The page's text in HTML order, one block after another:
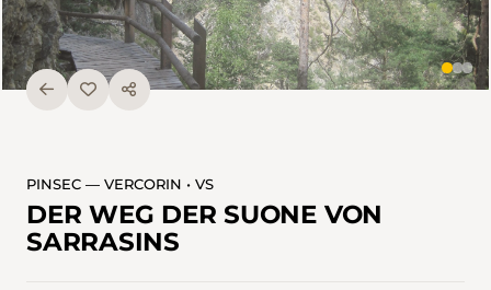
PINSEC — VERCORIN • VS
DER WEG DER SUONE VON
SARRASINS